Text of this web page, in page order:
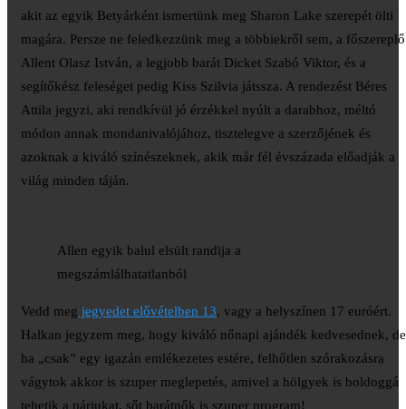
akit az egyik Betyárként ismertünk meg Sharon Lake szerepét ölti
magára. Persze ne feledkezzünk meg a többiekről sem, a főszereplő
Allent Olasz István, a legjobb barát Dicket Szabó Viktor, és a
segítőkész feleséget pedig Kiss Szilvia játssza. A rendezést Béres
Attila jegyzi, aki rendkívül jó érzékkel nyúlt a darabhoz, méltó
módon annak mondanivalójához, tisztelegve a szerzőjének és
azoknak a kiváló színészeknek, akik már fél évszázada előadják a
világ minden táján.
Allen egyik balul elsült randija a
megszámlálhatatlanból
Vedd meg jegyedet elővételben 13, vagy a helyszínen 17 euróért.
Halkan jegyzem meg, hogy kiváló nőnapi ajándék kedvesednek, de
ha „csak” egy igazán emlékezetes estére, felhőtlen szórakozásra
vágytok akkor is szuper meglepetés, amivel a hölgyek is boldoggá
tehetik a párjukat, sőt barátnők is szuper program!